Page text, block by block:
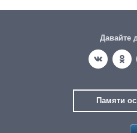
Давайте
Памяти